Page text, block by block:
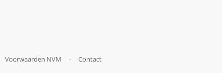
Voorwaarden NVM - Contact